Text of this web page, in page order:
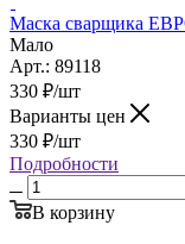
Маска сварщика
Мало
Арт.: 89118
330 ₽/шт
Варианты цен
330 ₽/шт
Подробности
В корзину